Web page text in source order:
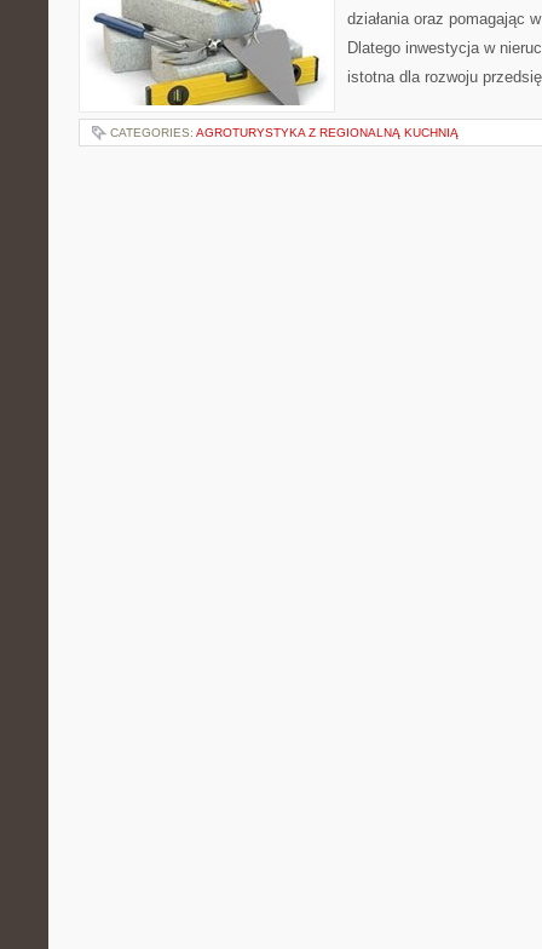
działania oraz pomagając
Dlatego inwestycja w
istotna dla rozwoju
CATEGORIES: AGROTURYSTYKA Z REGIONALNĄ KUCHNIĄ